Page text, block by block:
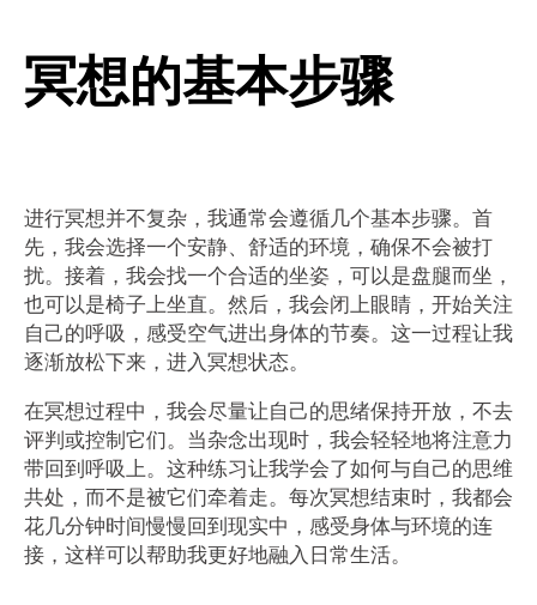
冥想的基本步骤
进行冥想并不复杂，我通常会遵循几个基本步骤。首
先，我会选择一个安静、舒适的环境，确保不会被打
扰。接着，我会找一个合适的坐姿，可以是盘腿而坐，
也可以是椅子上坐直。然后，我会闭上眼睛，开始关注
自己的呼吸，感受空气进出身体的节奏。这一过程让我
逐渐放松下来，进入冥想状态。
在冥想过程中，我会尽量让自己的思绪保持开放，不去
评判或控制它们。当杂念出现时，我会轻轻地将注意力
带回到呼吸上。这种练习让我学会了如何与自己的思维
共处，而不是被它们牵着走。每次冥想结束时，我都会
花几分钟时间慢慢回到现实中，感受身体与环境的连
接，这样可以帮助我更好地融入日常生活。